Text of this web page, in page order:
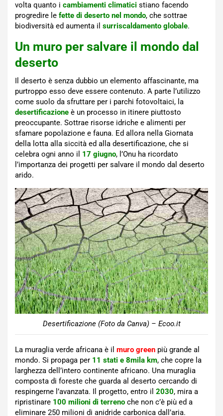
volta quanto i cambiamenti climatici stiano facendo
progredire le fette di deserto nel mondo, che sottrae
biodiversità ed aumenta il surriscaldamento globale.
Un muro per salvare il mondo dal
deserto
Il deserto è senza dubbio un elemento affascinante, ma
purtroppo esso deve essere contenuto. A parte l’utilizzo
come suolo da sfruttare per i parchi fotovoltaici, la
desertificazione è un processo in itinere piuttosto
preoccupante. Sottrae risorse idriche e alimenti per
sfamare popolazione e fauna. Ed allora nella Giornata
della lotta alla siccità ed alla desertificazione, che si
celebra ogni anno il 17 giugno, l’Onu ha ricordato
l’importanza dei progetti per salvare il mondo dal deserto
arido.
Desertificazione (Foto da Canva) – Ecoo.it
La muraglia verde africana è il muro green più grande al
mondo. Si propaga per 11 stati e 8mila km, che copre la
larghezza dell’intero continente africano. Una muraglia
composta di foreste che guarda al deserto cercando di
respingerne l’avanzata. Il progetto, entro il 2030, mira a
ripristinare 100 milioni di terreno che non c’è più ed a
eliminare 250 milioni di anidride carbonica dall’aria.